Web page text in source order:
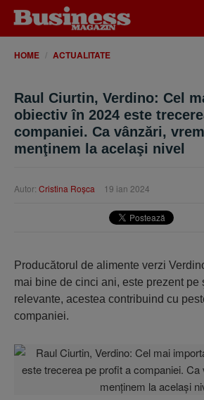
HOME ACTUALITATE
Raul Ciurtin, Verdino: Cel
obiectiv în 2024 este
companiei. Ca vânzări,
menţinem la acelaşi nivel
Autor: Cristina Roşca 19 ian 2024
Producătorul de alimente verzi
mai bine de cinci ani, este prezent pe
relevante, acestea contribuind cu
companiei.